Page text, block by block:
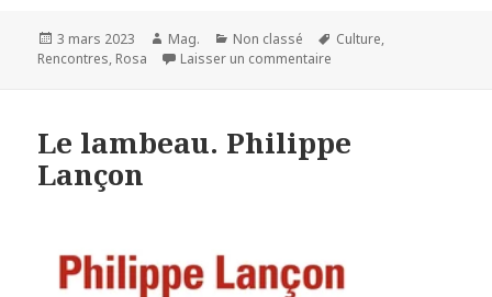
Publié
le
3 mars 2023 Auteur
Mag. Catégories
Non classé
Mots-
Culture,
Rencontres, Rosa Laisser un commentaire
Le lambeau. Philippe
Lançon